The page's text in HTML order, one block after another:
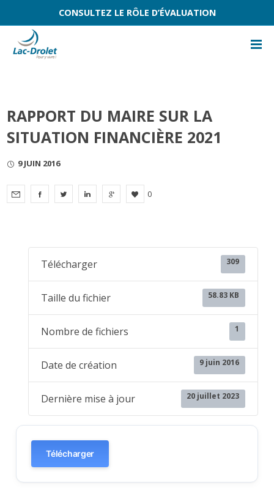
CONSULTEZ LE RÔLE D’ÉVALUATION
RAPPORT DU MAIRE SUR LA
SITUATION FINANCIÈRE 2021
9 JUIN 2016
0
Télécharger 309
Taille du fichier 58.83 KB
Nombre de fichiers 1
Date de création 9 juin 2016
Dernière mise à jour 20 juillet 2023
Télécharger